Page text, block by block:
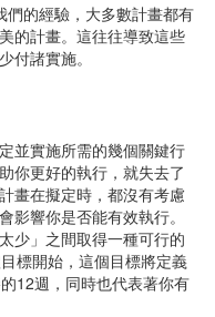
的經驗，大多數計畫都有
的計畫。這往往導致這些
付諸實施。
並實施所需的幾個關鍵行
你更好的執行，就失去了
畫在擬定時，都沒有考慮
影響你是否能有效執行。
少」之間取得一種可行的
標開始，這個目標將定義
12週，同時也代表著你有